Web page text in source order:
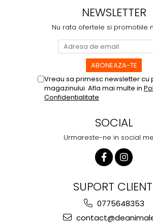
1 plic Mini
g crochete
1 PAHAR DOZAJ = 240 ML = 77
NEWSLETTER
Nu rata ofertele si promotiile
Vreau sa primesc newsletter cu
magazinului. Afla mai multe in
Confidentialitate
SOCIAL
Urmareste-ne in social
SUPORT
0775648353